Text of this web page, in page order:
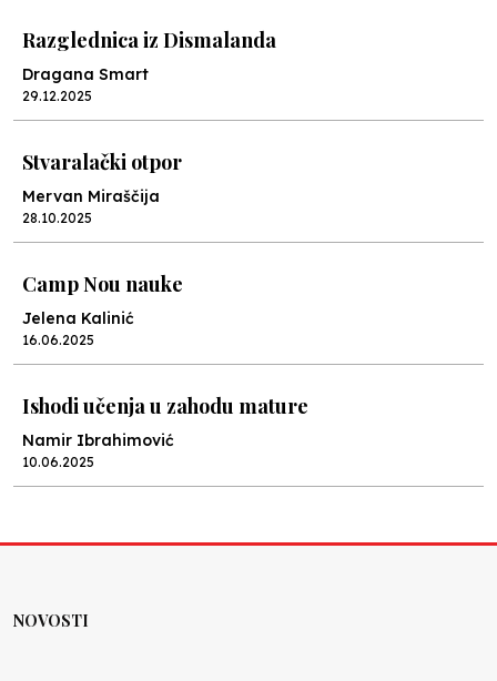
Razglednica iz Dismalanda
Dragana Smart
29.12.2025
Stvaralački otpor
Mervan Miraščija
28.10.2025
Camp Nou nauke
Jelena Kalinić
16.06.2025
Ishodi učenja u zahodu mature
Namir Ibrahimović
10.06.2025
NOVOSTI